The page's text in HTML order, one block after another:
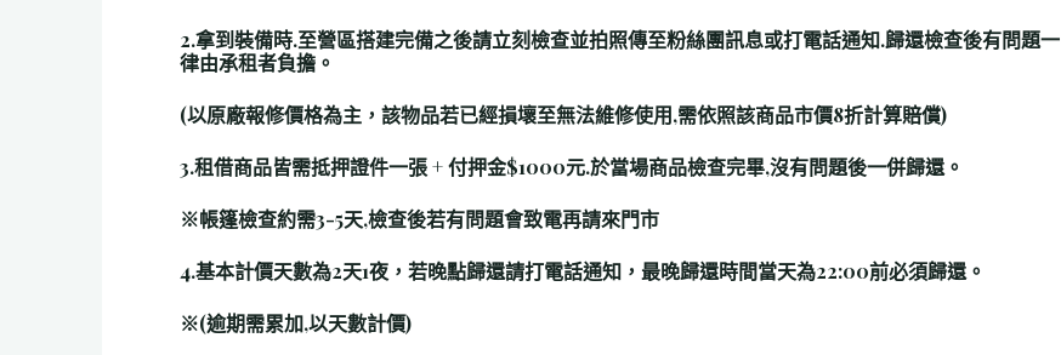
2.拿到裝備時.至營區搭建完備之後請立刻檢查並拍照傳至粉絲團訊息或打電話通知.歸還檢查後有問題一
律由承租者負擔。
(以原廠報修價格為主，該物品若已經損壞至無法維修使用,需依照該商品市價8折計算賠償)
3.租借商品皆需抵押證件一張 + 付押金$1000元.於當場商品檢查完畢,沒有問題後一併歸還。
※帳篷檢查約需3-5天,檢查後若有問題會致電再請來門市
4.基本計價天數為2天1夜，若晚點歸還請打電話通知，最晚歸還時間當天為22:00前必須歸還。
※(逾期需累加,以天數計價)